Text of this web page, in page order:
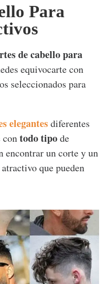
Para
de cabello para
equivocarte con
seleccionados para
elegantesdiferentes
contodo tipode
encontrar un corte y un
que pueden